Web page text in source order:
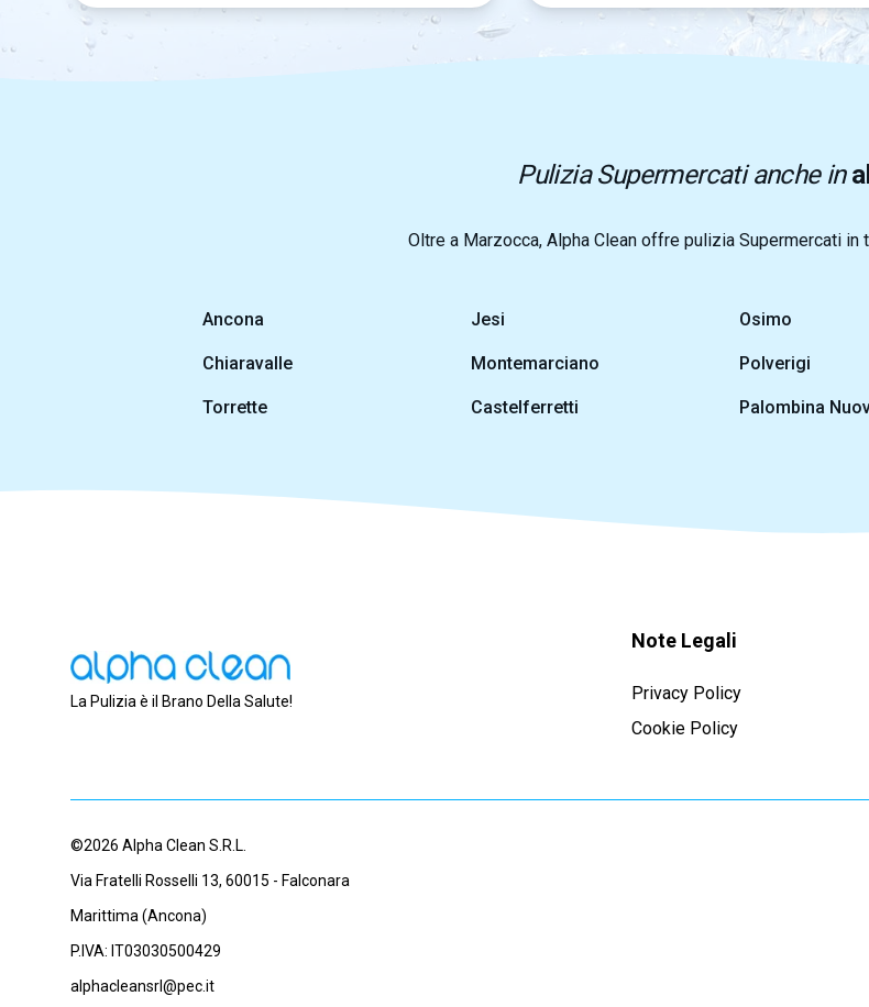
Pulizia Supermercati anche in
Oltre a Marzocca, Alpha Clean offre pulizia Supermercati in
Ancona Jesi Osimo
Chiaravalle Montemarciano Polverigi
Torrette Castelferretti Palombina
La Pulizia è il Brano Della Salute!
Note Legali
Privacy Policy
Cookie Policy
©2026 Alpha Clean S.R.L.
Via Fratelli Rosselli 13, 60015 - Falconara
Marittima (Ancona)
P.IVA: IT03030500429
alphacleansrl@pec.it